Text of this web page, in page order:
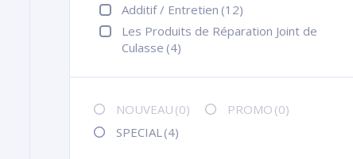
Additif / Entretien (12)
Les Produits de Réparation Joint de
Culasse (4)
NOUVEAU (0) PROMO (0)
SPECIAL (4)